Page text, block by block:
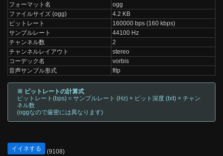
フォーマット名
ogg
ファイルサイズ (ogg)
4.2 KB
ビットレート
160000 bps (160 kbps)
サンプルレート
44100 Hz
チャンネル数
2
チャンネルレイアウト
stereo
コーデック名
vorbis
音声サンプル形式
fltp
※ ビットレートの計算式
ビットレート(bps) = サンプルレート (Hz) × ビット深度 (bit) × チャン
ネル数
(oggなので厳密には異なります)
イイネする (9108)